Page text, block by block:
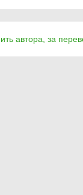
автора, за